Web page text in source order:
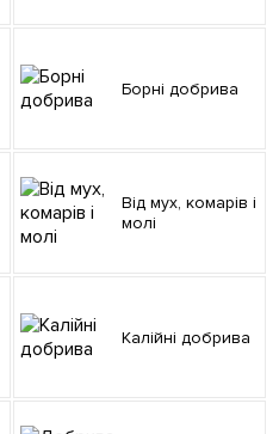
Борні добрива
Від мух, комарів і
молі
Калійні добрива